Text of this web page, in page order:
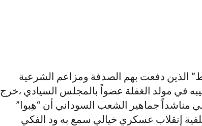
الذين دفعت بهم الصدفة ومزاعم الشرعية
في مولد الغفلة عضواً بالمجلس السيادي ،خرج
مناشداً جماهير الشعب السوداني أن “هِبوا”
إنقلاب عسكري خيالي سمع به ود الفكي